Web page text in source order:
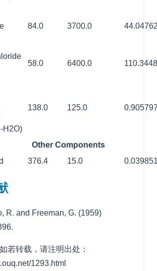
84.0 3700.0
58.0 6400.0
H2O)
138.0 125.0
Other Components
376.4 15.0
R. and Freeman, G. (1959)
若转载，请注明出处：
1293.html